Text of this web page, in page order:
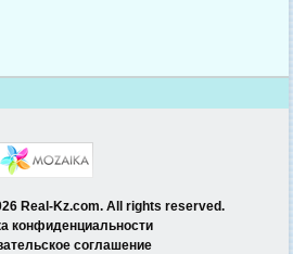
Real-Kz.com. All rights reserved.
конфиденциальности
соглашение